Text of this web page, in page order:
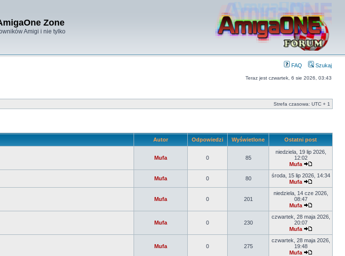
Zone
Amigi i nie tylko
FAQ Szukaj
Teraz jest czwartek, 6 sie 2026, 03:43
Strefa czasowa: UTC + 1
Autor Odpowiedzi Wyświetlone Ostatni post
Mufa 0 85
niedziela, 19 lip 2026,
12:02
Mufa
Mufa 0 80
środa, 15 lip 2026, 14:34
Mufa
Mufa 0 201
niedziela, 14 cze 2026,
08:47
Mufa
Mufa 0 230
czwartek, 28 maja 2026,
20:07
Mufa
Mufa 0 275
czwartek, 28 maja 2026,
19:48
Mufa